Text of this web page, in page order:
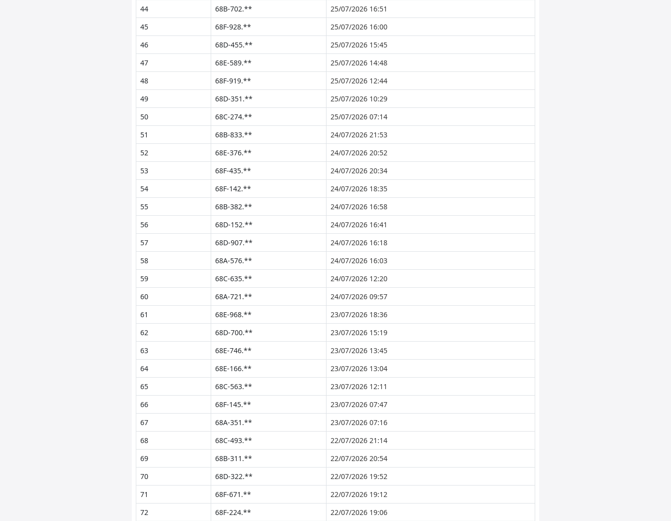
44
68B-702.**
25/07/2026 16:51
45
68F-928.**
25/07/2026 16:00
46
68D-455.**
25/07/2026 15:45
47
68E-589.**
25/07/2026 14:48
48
68F-919.**
25/07/2026 12:44
49
68D-351.**
25/07/2026 10:29
50
68C-274.**
25/07/2026 07:14
51
68B-833.**
24/07/2026 21:53
52
68E-376.**
24/07/2026 20:52
53
68F-435.**
24/07/2026 20:34
54
68F-142.**
24/07/2026 18:35
55
68B-382.**
24/07/2026 16:58
56
68D-152.**
24/07/2026 16:41
57
68D-907.**
24/07/2026 16:18
58
68A-576.**
24/07/2026 16:03
59
68C-635.**
24/07/2026 12:20
60
68A-721.**
24/07/2026 09:57
61
68E-968.**
23/07/2026 18:36
62
68D-700.**
23/07/2026 15:19
63
68E-746.**
23/07/2026 13:45
64
68E-166.**
23/07/2026 13:04
65
68C-563.**
23/07/2026 12:11
66
68F-145.**
23/07/2026 07:47
67
68A-351.**
23/07/2026 07:16
68
68C-493.**
22/07/2026 21:14
69
68B-311.**
22/07/2026 20:54
70
68D-322.**
22/07/2026 19:52
71
68F-671.**
22/07/2026 19:12
72
68F-224.**
22/07/2026 19:06